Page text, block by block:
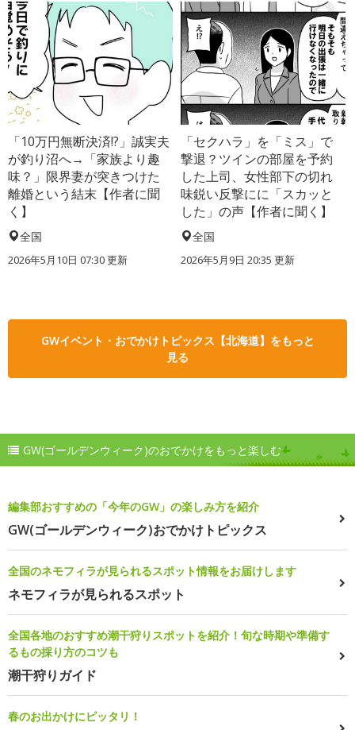
「10万円無断決済!?」誠実夫
が釣り沼へ→「家族より趣
味？」限界妻が突きつけた
離婚という結末【作者に聞
く】
全国
2026年5月10日 07:30 更新
「セクハラ」を「ミス」で
撃退？ツインの部屋を予約
した上司、女性部下の切れ
味鋭い反撃にに「スカッと
した」の声【作者に聞く】
全国
2026年5月9日 20:35 更新
GWイベント・おでかけトピックス【北海道】をもっと
見る
GW(ゴールデンウィーク)のおでかけをもっと楽しむ
編集部おすすめの「今年のGW」の楽しみ方を紹介
GW(ゴールデンウィーク)おでかけトピックス
全国のネモフィラが見られるスポット情報をお届けします
ネモフィラが見られるスポット
全国各地のおすすめ潮干狩りスポットを紹介！旬な時期や準備す
るもの採り方のコツも
潮干狩りガイド
春のお出かけにピッタリ！